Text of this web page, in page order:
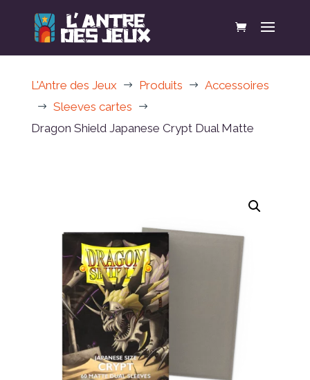
L'Antre des Jeux $ Produits $ Accessoires
$ Sleeves cartes $
Dragon Shield Japanese Crypt Dual Matte